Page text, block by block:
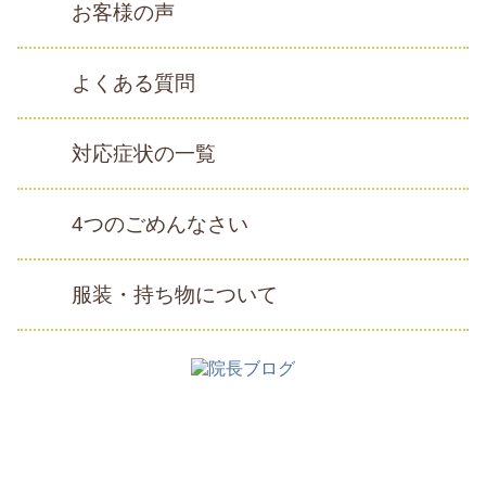
お客様の声
よくある質問
対応症状の一覧
4つのごめんなさい
服装・持ち物について